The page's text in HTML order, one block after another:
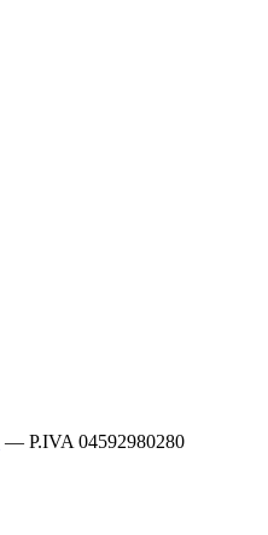
— P.IVA 04592980280